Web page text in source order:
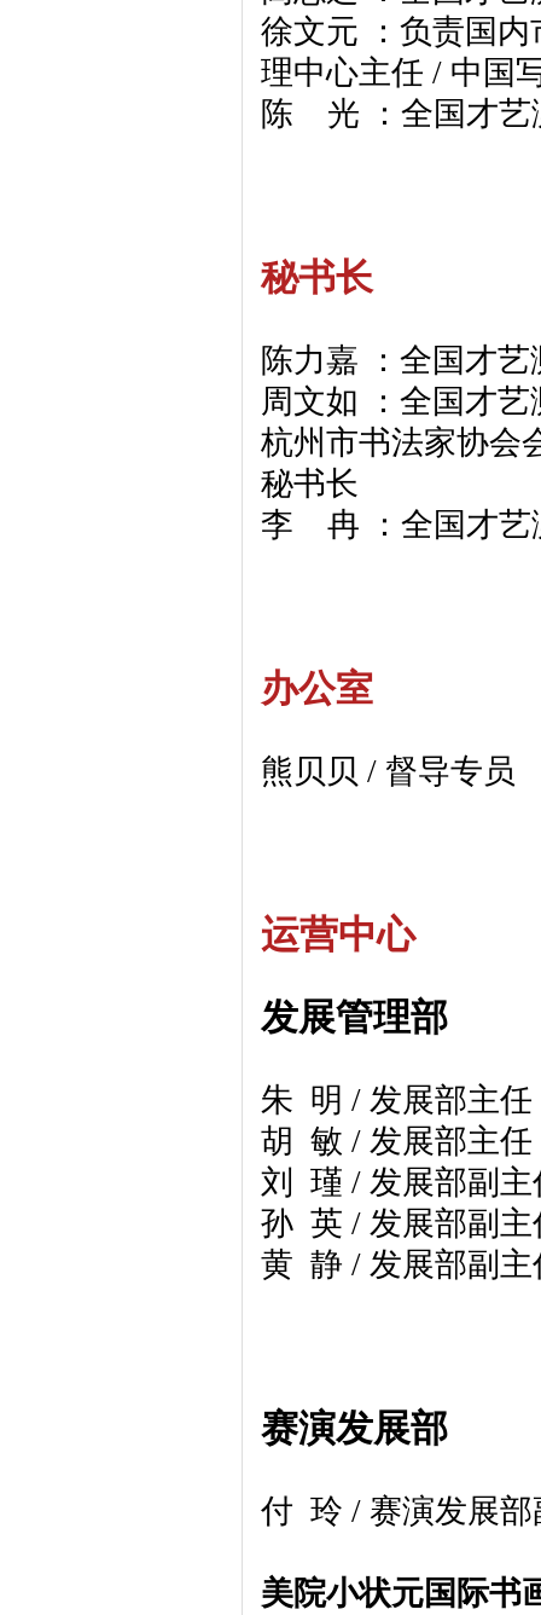
徐文元 ：负责国
理中心主任 / 中国
陈 光 ：全国才艺
秘书长
陈力嘉 ：全国才
周文如 ：全国才
杭州市书法家协会
秘书长
李 冉 ：全国才艺
办公室
熊贝贝 / 督导专员
运营中心
发展管理部
朱 明 / 发展部主
胡 敏 / 发展部主
刘 瑾 / 发展部副
孙 英 / 发展部副
黄 静 / 发展部副
赛演发展部
付 玲 / 赛演发展
美院小状元国际书